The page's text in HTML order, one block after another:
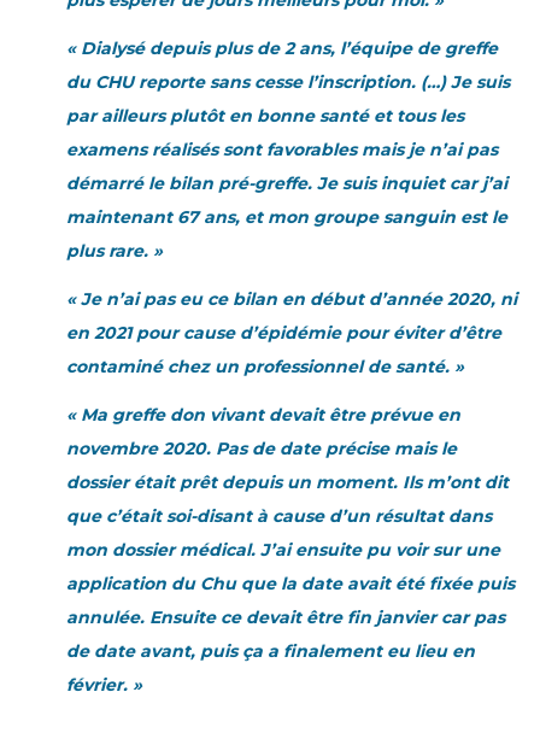
« Dialysé depuis plus de 2 ans, l’équipe de greffe
du CHU reporte sans cesse l’inscription. (…) Je suis
par ailleurs plutôt en bonne santé et tous les
examens réalisés sont favorables mais je n’ai pas
démarré le bilan pré-greffe. Je suis inquiet car j’ai
maintenant 67 ans, et mon groupe sanguin est le
plus rare. »
« Je n’ai pas eu ce bilan en début d’année 2020, ni
en 2021 pour cause d’épidémie pour éviter d’être
contaminé chez un professionnel de santé. »
« Ma greffe don vivant devait être prévue en
novembre 2020. Pas de date précise mais le
dossier était prêt depuis un moment. Ils m’ont dit
que c’était soi-disant à cause d’un résultat dans
mon dossier médical. J’ai ensuite pu voir sur une
application du Chu que la date avait été fixée puis
annulée. Ensuite ce devait être fin janvier car pas
de date avant, puis ça a finalement eu lieu en
février. »